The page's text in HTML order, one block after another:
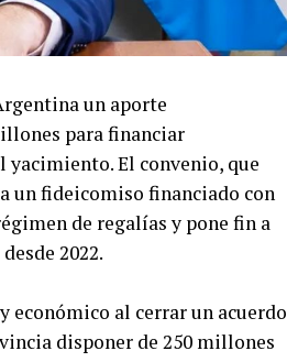
un aporte
para financiar
El convenio, que
un fideicomiso financiado con
de regalías y pone fin a
2022.
al cerrar un acuerdo
disponer de 250 millones